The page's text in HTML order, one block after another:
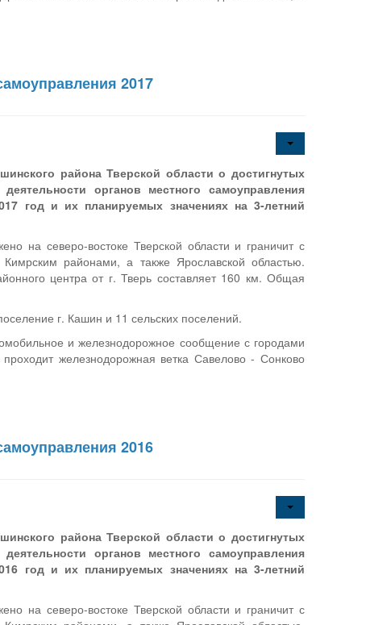
2017
района Тверской области о достигнутых
органов местного самоуправления
год и их планируемых значениях на 3-летний
на северо-востоке Тверской области и граничит с
районами, а также Ярославской областью.
центра от г. Тверь составляет 160 км. Общая
г. Кашин и 11 сельских поселений.
и железнодорожное сообщение с городами
железнодорожная ветка Савелово - Сонково
2016
района Тверской области о достигнутых
органов местного самоуправления
год и их планируемых значениях на 3-летний
на северо-востоке Тверской области и граничит с